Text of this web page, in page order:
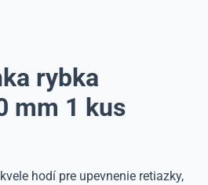
rybka
mm 1 kus
hodí pre upevnenie retiazky,